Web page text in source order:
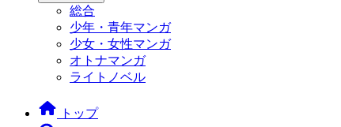
総合
少年・青年マンガ
少女・女性マンガ
オトナマンガ
ライトノベル
トップ